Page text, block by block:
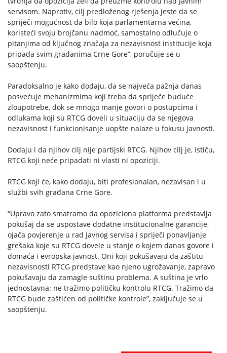
servisom. Naprotiv, cilj predloženog rješenja jeste da se
spriječi mogućnost da bilo koja parlamentarna većina,
koristeći svoju brojčanu nadmoć, samostalno odlučuje o
pitanjima od ključnog značaja za nezavisnost institucije koja
pripada svim građanima Crne Gore”, poručuje se u
saopštenju.
Paradoksalno je kako dodaju, da se najveća pažnja danas
posvećuje mehanizmima koji treba da spriječe buduće
zloupotrebe, dok se mnogo manje govori o postupcima i
odlukama koji su RTCG doveli u situaciju da se njegova
nezavisnost i funkcionisanje uopšte nalaze u fokusu javnosti.
Dodaju i da njihov cilj nije partijski RTCG. Njihov cilj je, ističu,
RTCG koji neće pripadati ni vlasti ni opoziciji.
RTCG koji će, kako dodaju, biti profesionalan, nezavisan i u
službi svih građana Crne Gore.
“Upravo zato smatramo da opoziciona platforma predstavlja
pokušaj da se uspostave dodatne institucionalne garancije,
ojača povjerenje u rad Javnog servisa i spriječi ponavljanje
grešaka koje su RTCG dovele u stanje o kojem danas govore i
domaća i evropska javnost. Oni koji pokušavaju da zaštitu
nezavisnosti RTCG predstave kao njeno ugrožavanje, zapravo
pokušavaju da zamagle suštinu problema. A suština je vrlo
jednostavna: ne tražimo političku kontrolu RTCG. Tražimo da
RTCG bude zaštićen od političke kontrole”, zaključuje se u
saopštenju.